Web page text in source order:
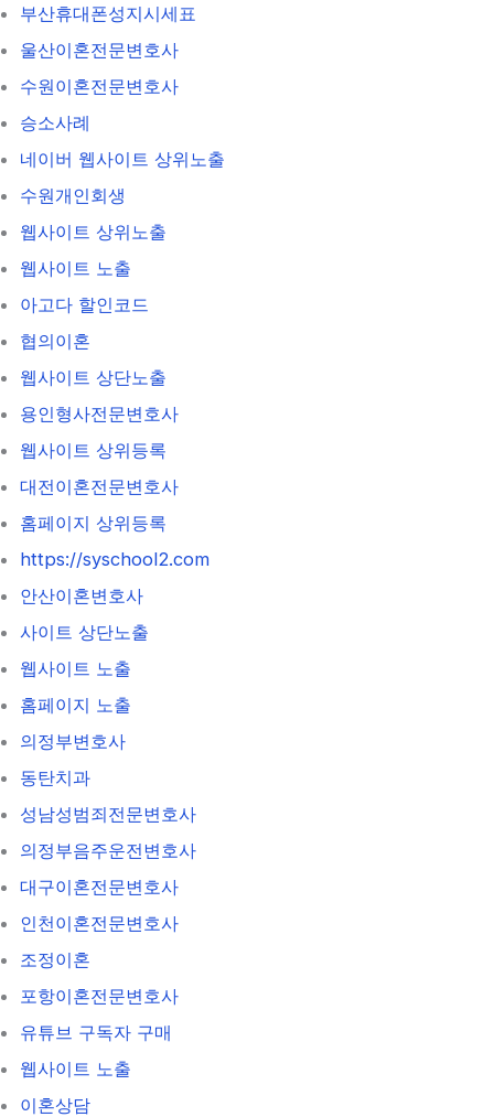
부산휴대폰성지시세표
울산이혼전문변호사
수원이혼전문변호사
승소사례
네이버 웹사이트 상위노출
수원개인회생
웹사이트 상위노출
웹사이트 노출
아고다 할인코드
협의이혼
웹사이트 상단노출
용인형사전문변호사
웹사이트 상위등록
대전이혼전문변호사
홈페이지 상위등록
https://syschool2.com
안산이혼변호사
사이트 상단노출
웹사이트 노출
홈페이지 노출
의정부변호사
동탄치과
성남성범죄전문변호사
의정부음주운전변호사
대구이혼전문변호사
인천이혼전문변호사
조정이혼
포항이혼전문변호사
유튜브 구독자 구매
웹사이트 노출
이혼상담